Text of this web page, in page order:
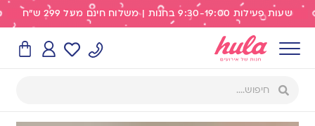
שעות פעילות 9:30-19:00 בחנות | משלוח חינם מעל 299 ש"ח